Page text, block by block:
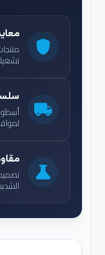
shield
تشغيلي
local_shipping
science